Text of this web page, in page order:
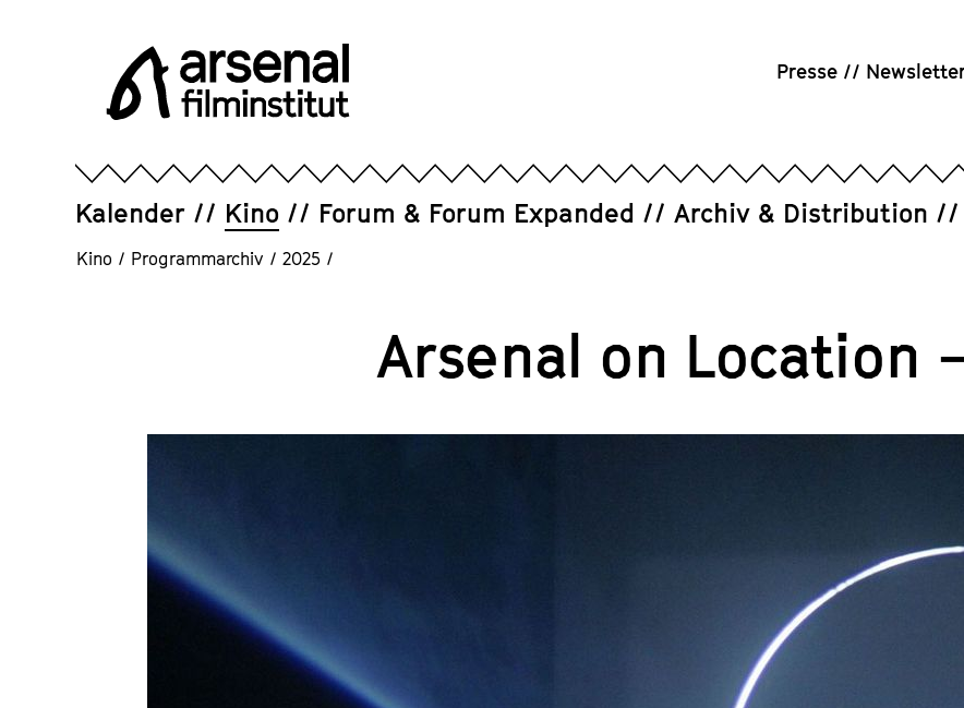
Filminstitut
Presse
Kalender Kino Forum & Forum Expanded Archiv & Distribution
Kino / Programmarchiv / 2025 /
Arsenal on Location